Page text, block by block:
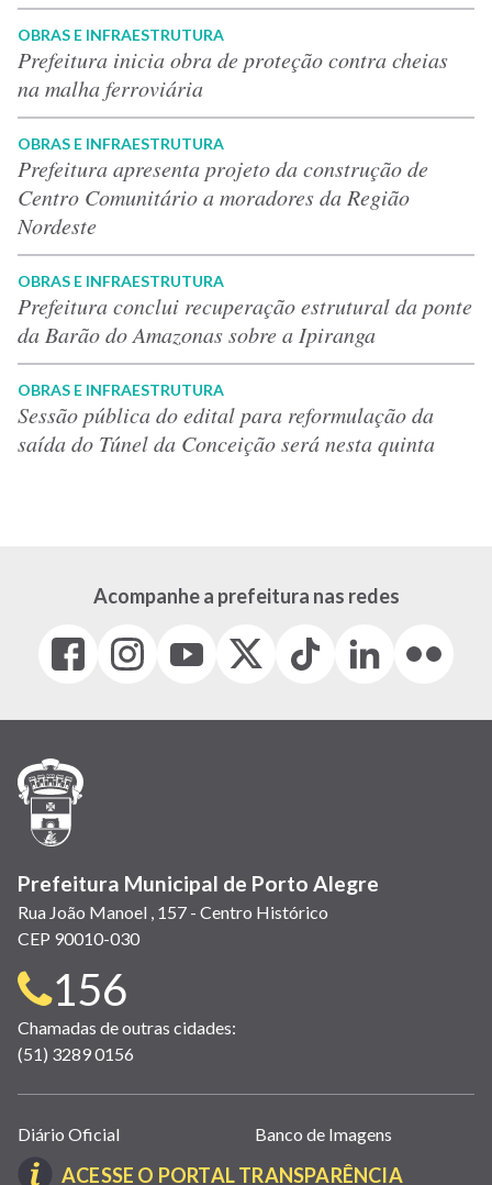
OBRAS E INFRAESTRUTURA
Prefeitura inicia obra de proteção contra cheias
na malha ferroviária
OBRAS E INFRAESTRUTURA
Prefeitura apresenta projeto da construção de
Centro Comunitário a moradores da Região
Nordeste
OBRAS E INFRAESTRUTURA
Prefeitura conclui recuperação estrutural da ponte
da Barão do Amazonas sobre a Ipiranga
OBRAS E INFRAESTRUTURA
Sessão pública do edital para reformulação da
saída do Túnel da Conceição será nesta quinta
Acompanhe a prefeitura nas redes
Facebook
(link
em
janela)
Instagram
(link
em
(link
em
(Antigo
(link
Tiktok
(link
em
LinkedIn
(link
em
(link
em
Prefeitura Municipal de Porto Alegre
Rua João Manoel , 157 - Centro Histórico
CEP 90010-030
Telefone
para
contato:
156
Chamadas de outras cidades:
(51) 3289 0156
Links
úteis
Diário Oficial Banco de Imagens
ACESSE O PORTAL TRANSPARÊNCIA(LINK